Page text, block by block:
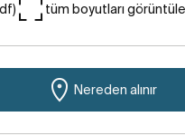
tüm boyutları görüntüle
Nereden alınır